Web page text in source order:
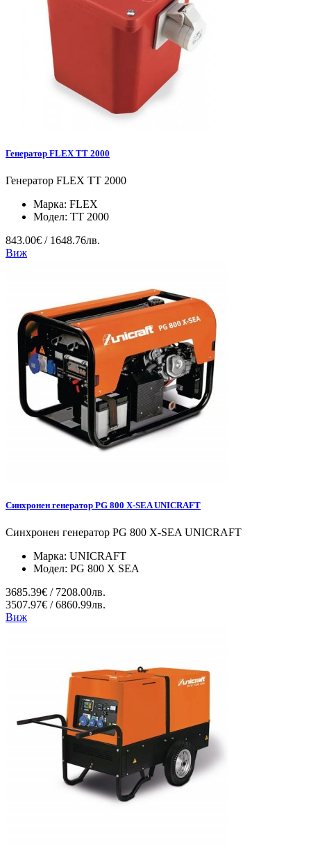
Генератор FLEX TT 2000
Генератор FLEX TT 2000
Марка: FLEX
Модел: TT 2000
843.00€ / 1648.76лв.
Виж
Синхронен генератор PG 800 X-SEA UNICRAFT
Синхронен генератор PG 800 X-SEA UNICRAFT
Марка: UNICRAFT
Модел: PG 800 X SEA
3685.39€ / 7208.00лв.
3507.97€ / 6860.99лв.
Виж